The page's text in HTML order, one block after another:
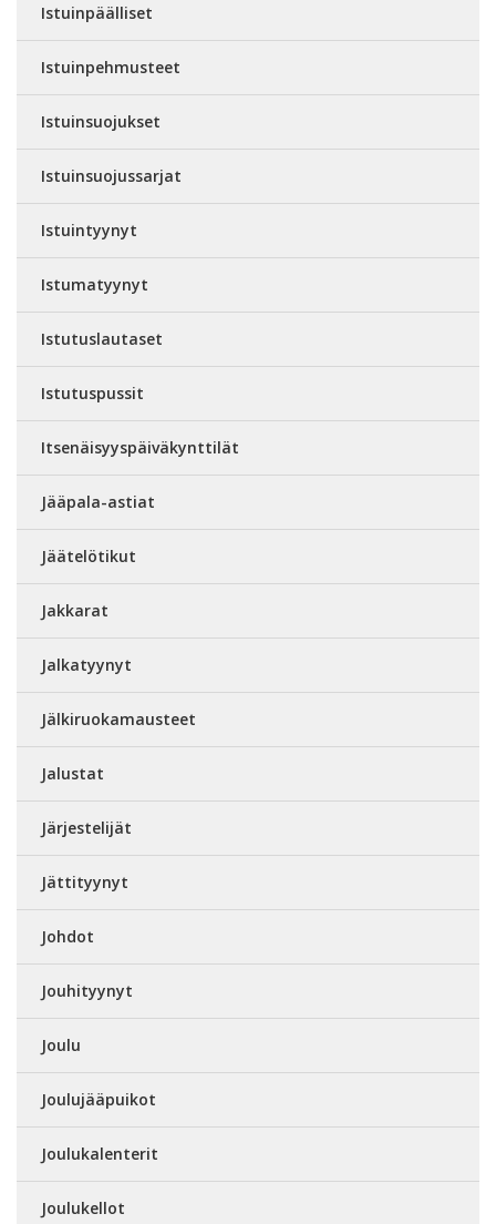
Istuinpäälliset
Istuinpehmusteet
Istuinsuojukset
Istuinsuojussarjat
Istuintyynyt
Istumatyynyt
Istutuslautaset
Istutuspussit
Itsenäisyyspäiväkynttilät
Jääpala-astiat
Jäätelötikut
Jakkarat
Jalkatyynyt
Jälkiruokamausteet
Jalustat
Järjestelijät
Jättityynyt
Johdot
Jouhityynyt
Joulu
Joulujääpuikot
Joulukalenterit
Joulukellot